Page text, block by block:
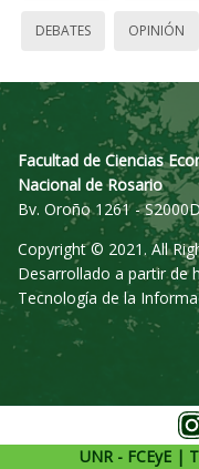
DEBATES OPINIÓN
Facultad de Ciencias
Nacional de Rosario
Bv. Oroño 1261 -
Copyright © 2021. All
Desarrollado a partir de
Tecnología de la
UNR - FCEyE |